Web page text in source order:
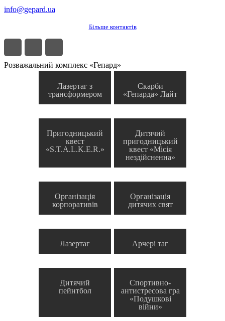
info@gepard.ua
Більше контактів
Розважальний комплекс «Гепард»
Лазертаг з
трансформером
Скарби
«Гепарда» Лайт
Пригодницький
квест
«S.T.A.L.K.E.R.»
Дитячий
пригодницький
квест «Місія
нездійсненна»
Організація
корпоративів
Організація
дитячих свят
Лазертаг Арчері таг
Дитячий
пейнтбол
Спортивно-
антистресова гра
«Подушкові
війни»